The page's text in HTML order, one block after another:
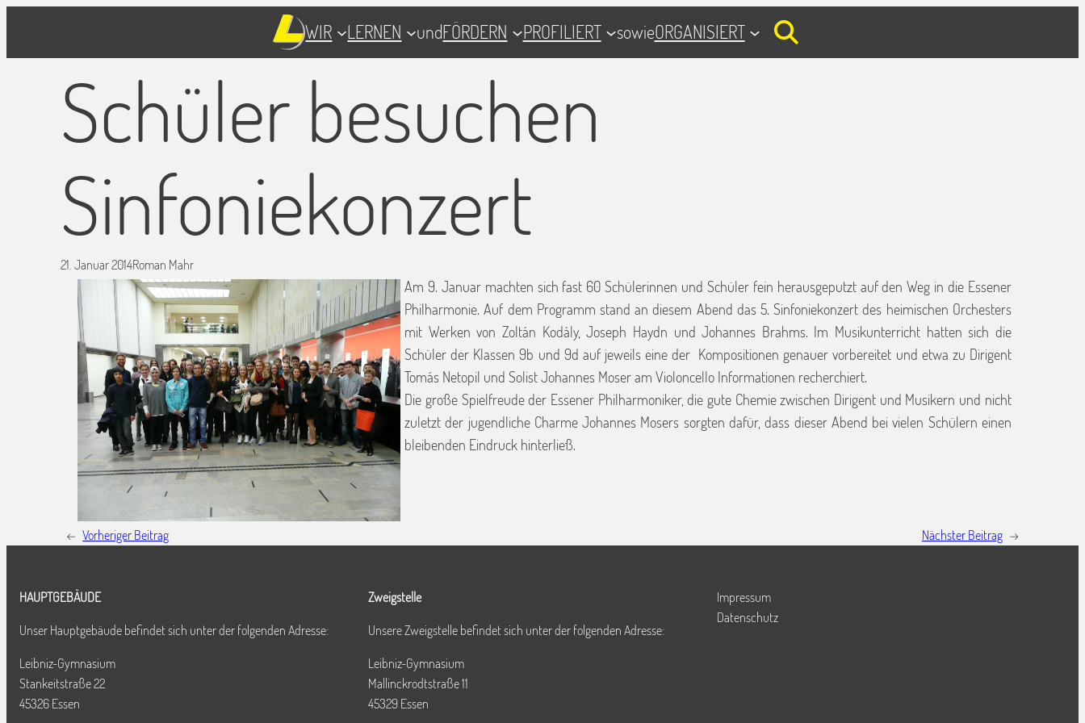
WIR LERNEN undFÖRDERN PROFILIERT sowieORGANISIERT
Schüler besuchen
Sinfoniekonzert
21. Januar 2014Roman Mahr
Am 9. Januar machten sich fast 60 Schülerinnen und Schüler fein herausgeputzt auf den Weg in die Essener
Philharmonie. Auf dem Programm stand an diesem Abend das 5. Sinfoniekonzert des heimischen Orchesters
mit Werken von Zoltán Kodály, Joseph Haydn und Johannes Brahms. Im Musikunterricht hatten sich die
Schüler der Klassen 9b und 9d auf jeweils eine der Kompositionen genauer vorbereitet und etwa zu Dirigent
Tomás Netopil und Solist Johannes Moser am Violoncello Informationen recherchiert.
Die große Spielfreude der Essener Philharmoniker, die gute Chemie zwischen Dirigent und Musikern und nicht
zuletzt der jugendliche Charme Johannes Mosers sorgten dafür, dass dieser Abend bei vielen Schülern einen
bleibenden Eindruck hinterließ.
← Vorheriger Beitrag Nächster Beitrag →
HAUPTGEBÄUDE
Unser Hauptgebäude befindet sich unter der folgenden Adresse:
Leibniz-Gymnasium
Stankeitstraße 22
45326 Essen
Zweigstelle
Unsere Zweigstelle befindet sich unter der folgenden Adresse:
Leibniz-Gymnasium
Mallinckrodtstraße 11
45329 Essen
Impressum
Datenschutz